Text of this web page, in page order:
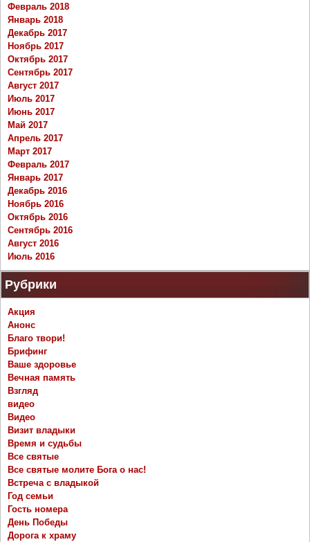
Февраль 2018
Январь 2018
Декабрь 2017
Ноябрь 2017
Октябрь 2017
Сентябрь 2017
Август 2017
Июль 2017
Июнь 2017
Май 2017
Апрель 2017
Март 2017
Февраль 2017
Январь 2017
Декабрь 2016
Ноябрь 2016
Октябрь 2016
Сентябрь 2016
Август 2016
Июль 2016
Рубрики
Акция
Анонс
Благо твори!
Брифинг
Ваше здоровье
Вечная память
Взгляд
видео
Видео
Визит владыки
Время и судьбы
Все святые
Все святые молите Бога о нас!
Встреча с владыкой
Год семьи
Гость номера
День Победы
Дорога к храму